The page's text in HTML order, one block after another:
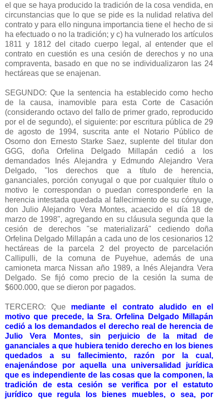
el que se haya producido la tradición de la cosa vendida, en
circunstancias que lo que se pide es la nulidad relativa del
contrato y para ello ninguna importancia tiene el hecho de si
ha efectuado o no la tradición; y c) ha vulnerado los artículos
1811 y 1812 del citado cuerpo legal, al entender que el
contrato en cuestión es una cesión de derechos y no una
compraventa, basado en que no se individualizaron las 24
hectáreas que se enajenan.
SEGUNDO: Que la sentencia ha establecido como hecho
de la causa, inamovible para esta Corte de Casación
(considerando octavo del fallo de primer grado, reproducido
por el de segundo), el siguiente: por escritura pública de 29
de agosto de 1994, suscrita ante el Notario Público de
Osorno don Ernesto Starke Saez, suplente del titular don
GGG, doña Orfelina Delgado Millapán cedió a los
demandados Inés Alejandra y Edmundo Alejandro Vera
Delgado, "los derechos que a título de herencia,
gananciales, porción conyugal o que por cualquier título o
motivo le correspondan o puedan corresponderle en la
herencia intestada quedada al fallecimiento de su cónyuge,
don Julio Alejandro Vera Montes, acaecido el día 18 de
marzo de 1998", agregando en su cláusula segunda que la
cesión de derechos "se materializará" cediendo doña
Orfelina Delgado Millapán a cada uno de los cesionarios 12
hectáreas de la parcela 2 del proyecto de parcelación
Callipulli, de la comuna de Puyehue, además de una
camioneta marca Nissan año 1989, a Inés Alejandra Vera
Delgado. Se fijó como precio de la cesión la suma de
$600.000, que se dieron por pagados.
TERCERO: Que mediante el contrato aludido en el
motivo que precede, la Sra. Orfelina Delgado Millapán
cedió a los demandados el derecho real de herencia de
Julio Vera Montes, sin perjuicio de la mitad de
gananciales a que hubiera tenido derecho en los bienes
quedados a su fallecimiento, razón por la cual,
enajenándose por aquella una universalidad jurídica
que es independiente de las cosas que la componen, la
tradición de esta cesión se verifica por el estatuto
jurídico que regula los bienes muebles, o sea, por